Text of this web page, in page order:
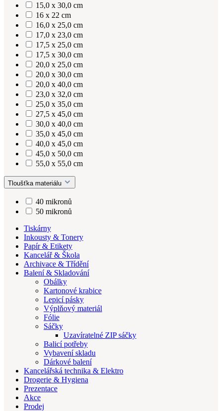
15,0 x 30,0 cm
16 x 22 cm
16,0 x 25,0 cm
17,0 x 23,0 cm
17,5 x 25,0 cm
17,5 x 30,0 cm
20,0 x 25,0 cm
20,0 x 30,0 cm
20,0 x 40,0 cm
23,0 x 32,0 cm
25,0 x 35,0 cm
27,5 x 45,0 cm
30,0 x 40,0 cm
35,0 x 45,0 cm
40,0 x 45,0 cm
45,0 x 50,0 cm
55,0 x 55,0 cm
Tloušťka materiálu
40 mikronů
50 mikronů
Tiskárny
Inkousty & Tonery
Papír & Etikety
Kancelář & Škola
Archivace & Třídění
Balení & Skladování
Obálky
Kartonové krabice
Lepicí pásky
Výplňový materiál
Fólie
Sáčky
Uzavíratelné ZIP sáčky
Balicí potřeby
Vybavení skladu
Dárkové balení
Kancelářská technika & Elektro
Drogerie & Hygiena
Prezentace
Akce
Prodej